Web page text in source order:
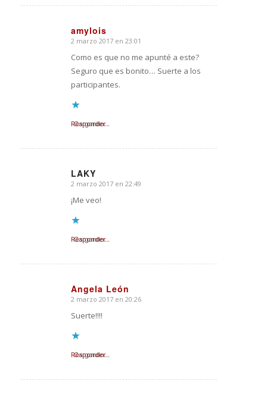
amylois
Dice:
2 marzo 2017 en 23:01
Como es que no me apunté a este?
Seguro que es bonito… Suerte a los
participantes.
Cargando...
Responder
LAKY
Dice:
2 marzo 2017 en 22:49
¡Me veo!
Cargando...
Responder
Angela León
Dice:
2 marzo 2017 en 20:26
Suerte!!!!
Cargando...
Responder